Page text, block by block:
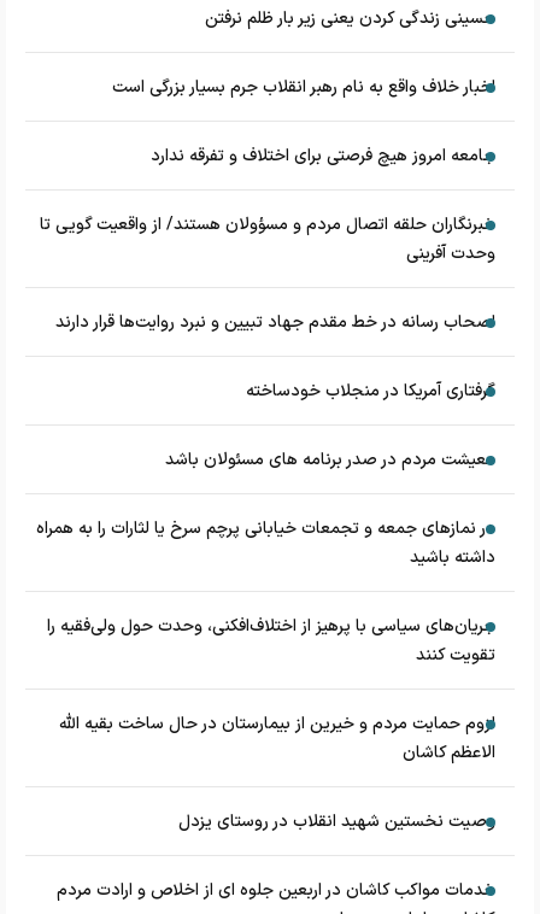
حسینی زندگی کردن یعنی زیر بار ظلم نرفتن
اخبار خلاف واقع به نام رهبر انقلاب جرم بسیار بزرگی است
جامعه امروز هیچ فرصتی برای اختلاف و تفرقه ندارد
خبرنگاران حلقه اتصال مردم و مسؤولان هستند/ از واقعیت گویی تا
وحدت آفرینی
اصحاب رسانه در خط مقدم جهاد تبیین و نبرد روایت‌ها قرار دارند
گرفتاری آمریکا در منجلاب خودساخته
معیشت مردم در صدر برنامه های مسئولان باشد
در نماز‌های جمعه و تجمعات خیابانی پرچم سرخ یا لثارات را به همراه
داشته باشید
جریان‌های سیاسی با پرهیز از اختلاف‌افکنی، وحدت حول ولی‌فقیه را
تقویت کنند
لزوم حمایت مردم و خیرین از بیمارستان در حال ساخت بقیه الله
الاعظم کاشان
وصیت نخستین شهید انقلاب در روستای یزدل
خدمات مواکب کاشان در اربعین جلوه ای از اخلاص و ارادت مردم